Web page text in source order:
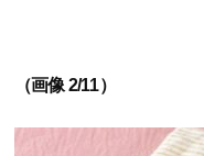
（画像 2/11）